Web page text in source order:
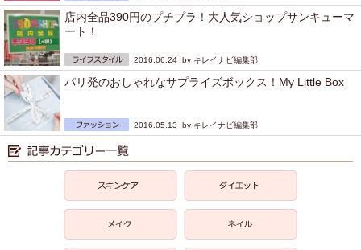
店内全品390円のプチプラ！大人気ショップサンキューマ
ート！
2016.06.24 by キレイナビ編集部
パリ発のおしゃれなサプライズボックス！My Little Box
2016.05.13 by キレイナビ編集部